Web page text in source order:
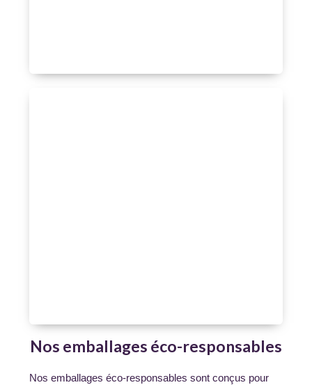
Nos emballages éco-responsables
Nos emballages éco-responsables sont conçus pour